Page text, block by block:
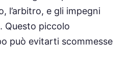
l’arbitro, e gli impegni
Questo piccolo
può evitarti scommesse